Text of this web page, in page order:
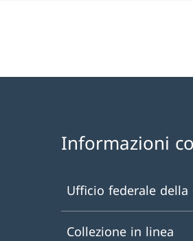
Informazioni
Ufficio federale della
Collezione in linea